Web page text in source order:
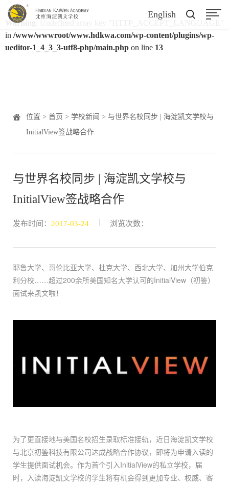
Warning
in /www/wwwroot/www.hdkwa.com/wp-content/plugins/wp-
ueditor-1_4_3_3-utf8-php/main.php on line 13
English
位置 > 首页 > 学校新闻 > 与世界名校同步 | 海淀凯文学校与
InitialView签战略合作
与世界名校同步 | 海淀凯文学校与
InitialView签战略合作
发布时间： 2017-03-24 浏览次数：
耶鲁大学、哥伦比亚大学、杜克大学、西北大学、加州大学伯克
利分校……超过200余所美国知名大学认可的InitialView（初鉴）
面试来凯文啦！
为了更直接地与美国名校招生录取标准接轨，近日海淀凯文学校
与北京初鉴科技有限公司达成战略合作协议，即将为申请入读的
学生提供面试机会。作为首个引入InitialView的私立学校，届
时，入读海淀凯文学校的学生将有机会得到更加专业、权威、客